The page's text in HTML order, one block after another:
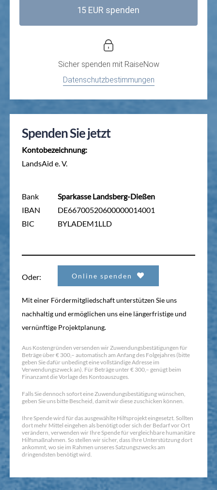
15 EUR spenden
Sicher spenden mit RaiseNow
Datenschutzbestimmungen
Spenden Sie jetzt
Kontobezeichnung:
LandsAid e. V.
Bank
IBAN
BIC
Sparkasse Landsberg-Dießen
DE66700520600000014001
BYLADEM1LLD
Oder: Online spenden
Mit einer Fördermitgliedschaft unterstützen Sie uns
nachhaltig und ermöglichen uns eine längerfristige und
vernünftige Projektplanung.
Aus Kostengründen versenden wir Zuwendungsbestätigungen für
Beträge über € 300,– automatisch am Anfang des Folgejahres (bitte
geben Sie dafür unbedingt eine vollständige Adresse im
Verwendungszweck an). Für Beträge unter € 300,– genügt beim
Finanzamt die Vorlage des Kontoauszuges.
Falls Sie dennoch sofort eine Zuwendungsbestätigung wünschen,
geben Sie uns bitte Bescheid, damit wir diese zuschicken können.
Ihre Spende wird für das ausgewählte Hilfsprojekt eingesetzt. Sollten
dort mehr Mittel eingehen als benötigt oder sich der Bedarf vor Ort
verändern, verwenden wir Ihre Spende für vergleichbare humanitäre
Hilfsmaßnahmen. So stellen wir sicher, dass Ihre Unterstützung dort
ankommt, wo sie im Rahmen unseres Satzungszwecks am
dringendsten benötigt wird.